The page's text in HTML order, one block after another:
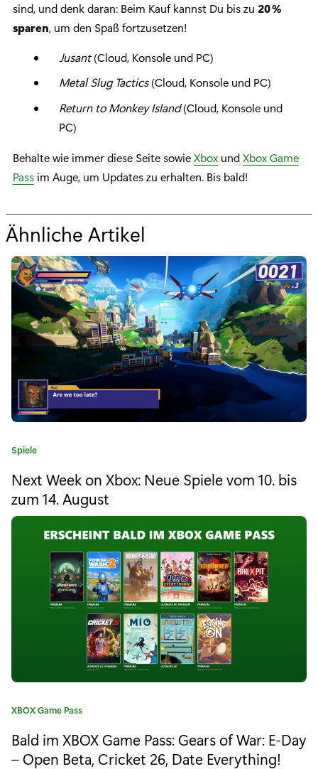
sind, und denk daran: Beim Kauf kannst Du bis zu 20%
sparen, um den Spaß fortzusetzen!
Jusant(Cloud, Konsole und PC)
Metal Slug Tactics(Cloud, Konsole und PC)
Return to Monkey Island(Cloud, Konsole und
PC)
Behalte wie immer diese Seite sowieXbox undXbox Game
Pass im Auge, um Updates zu erhalten. Bis bald!
Ähnliche Artikel
ü
r
„
B
a
l
d
X
b
o
x
G
a
m
e
s
K
t
e
o
Spiele
Next Week on Xbox: Neue Spiele vom 10. bis
zum 14. August
K
t
XBOX Game Pass
Bald im XBOX Game Pass: Gears of War: E-Day
– Open Beta, Cricket 26, Date Everything!